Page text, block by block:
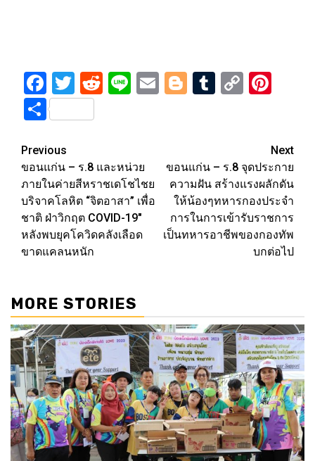
Facebook
Twitter
Reddit
LineEmailBlogger
Tumblr
Copy
Share
Post
navigation
Previous
ขอนแก่น – ร.8 และหน่วย
ภายในค่ายสีหราชเดโชไชย
บริจาคโลหิต “จิตอาสา” เพื่อ
ชาติ ฝ่าวิกฤต COVID-19″
หลังพบยุคโควิดคลังเลือด
ขาดแคลนหนัก
Next
ขอนแก่น – ร.8 จุดประกาย
ความฝัน สร้างแรงผลักดัน
ให้น้องๆทหารกองประจำ
การในการเข้ารับราชการ
เป็นทหารอาชีพของกองทัพ
บกต่อไป
MORE STORIES